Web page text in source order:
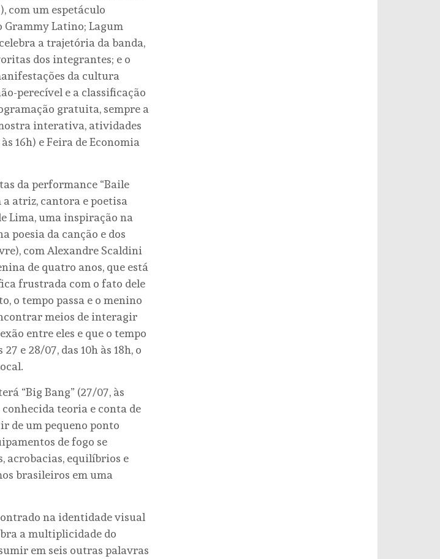
com um espetáculo
Grammy Latino; Lagum
a trajetória da banda,
dos integrantes; e o
da cultura
perecível e a classificação
gratuita, sempre a
interativa, atividades
16h) e Feira de Economia
da performance “Baile
a atriz, cantora e poetisa
Lima, uma inspiração na
poesia da canção e dos
com Alexandre Scaldini
de quatro anos, que está
frustrada com o fato dele
o tempo passa e o menino
meios de interagir
entre eles e que o tempo
e 28/07, das 10h às 18h, o
“Big Bang” (27/07, às
conhecida teoria e conta de
de um pequeno ponto
de fogo se
acrobacias, equilíbrios e
brasileiros em uma
na identidade visual
a multiplicidade do
em seis outras palavras